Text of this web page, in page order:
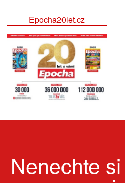
Epocha20let.cz
Nenechte